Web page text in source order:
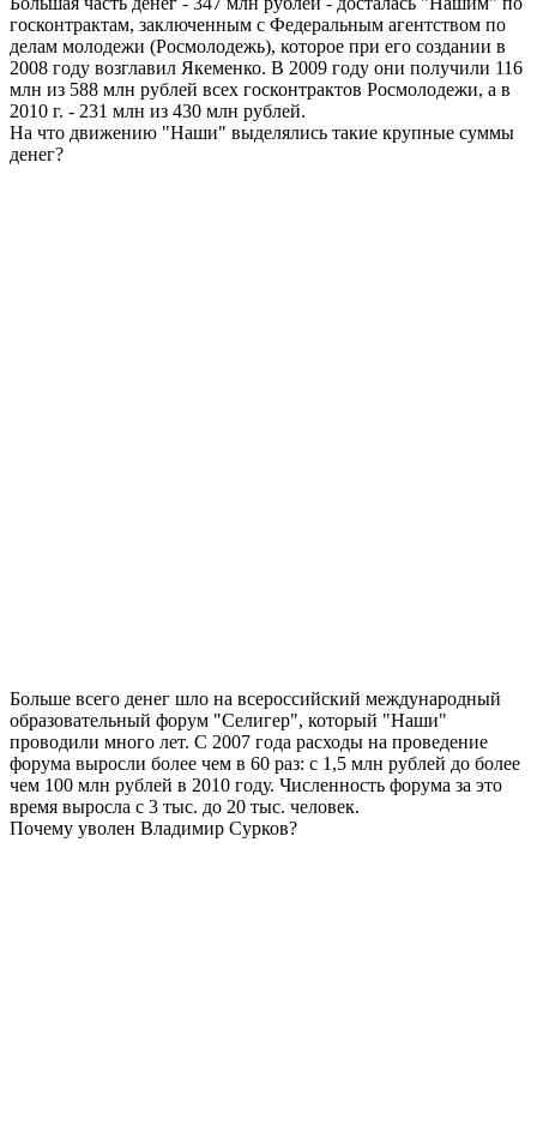
госконтрактам, заключенным с Федеральным агентством по
делам молодежи (Росмолодежь), которое при его создании в
2008 году возглавил Якеменко. В 2009 году они получили 116
млн из 588 млн рублей всех госконтрактов Росмолодежи, а в
2010 г. - 231 млн из 430 млн рублей.
На что движению "Наши" выделялись такие крупные суммы
денег?
Больше всего денег шло на всероссийский международный
образовательный форум "Селигер", который "Наши"
проводили много лет. С 2007 года расходы на проведение
форума выросли более чем в 60 раз: с 1,5 млн рублей до более
чем 100 млн рублей в 2010 году. Численность форума за это
время выросла с 3 тыс. до 20 тыс. человек.
Почему уволен Владимир Сурков?